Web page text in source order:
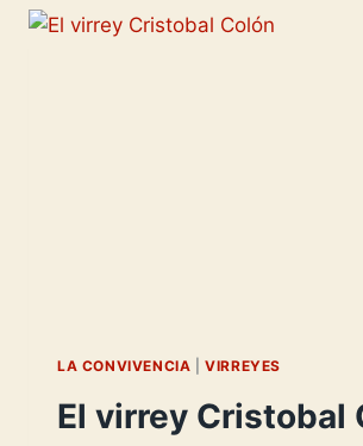
GOBERNADOR-
LA CONVIVENCIA |VIRREYES
El virrey Cristobal